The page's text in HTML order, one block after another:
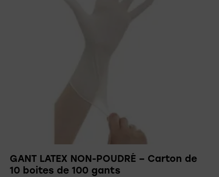
GANT LATEX NON-POUDRÉ – Carton de
10 boites de 100 gants